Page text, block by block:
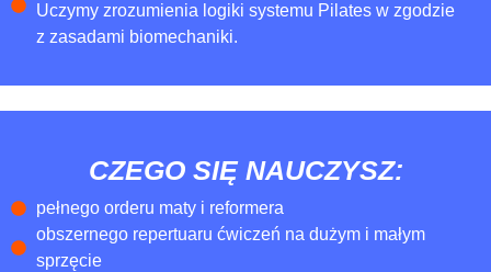
Uczymy zrozumienia logiki systemu Pilates w zgodzie
z zasadami biomechaniki.
CZEGO SIĘ NAUCZYSZ:
pełnego orderu maty i reformera
obszernego repertuaru ćwiczeń na dużym i małym
sprzęcie